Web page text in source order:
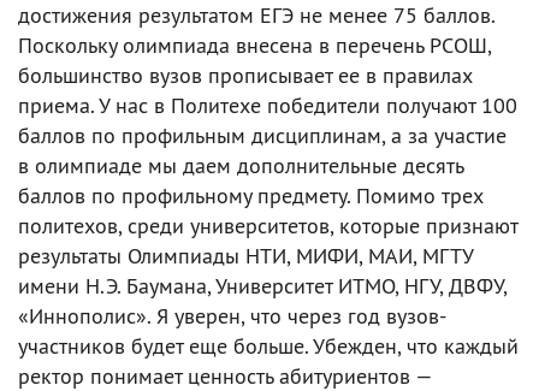
достижения результатом ЕГЭ не менее 75 баллов.
Поскольку олимпиада внесена в перечень РСОШ,
большинство вузов прописывает ее в правилах
приема. У нас в Политехе победители получают 100
баллов по профильным дисциплинам, а за участие
в олимпиаде мы даем дополнительные десять
баллов по профильному предмету. Помимо трех
политехов, среди университетов, которые признают
результаты Олимпиады НТИ, МИФИ, МАИ, МГТУ
имени Н.Э. Баумана, Университет ИТМО, НГУ, ДВФУ,
«Иннополис». Я уверен, что через год вузов-
участников будет еще больше. Убежден, что каждый
ректор понимает ценность абитуриентов —